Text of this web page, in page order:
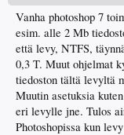
Vanha photoshop 7
esim. alle 2 Mb
että levy, NTFS,
0,3 T. Muut ohjelmat
tiedoston tältä levyltä
Muutin asetuksia
eri levylle jne. Tulos
Photoshopissa kun